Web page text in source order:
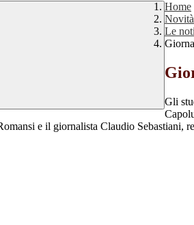
Home
Novità
Le
Gli
e il giornalista Claudio Sebastiani,